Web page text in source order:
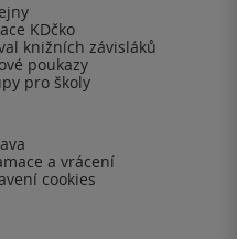
KDčko
knižních závisláků
poukazy
pro školy
a vrácení
cookies